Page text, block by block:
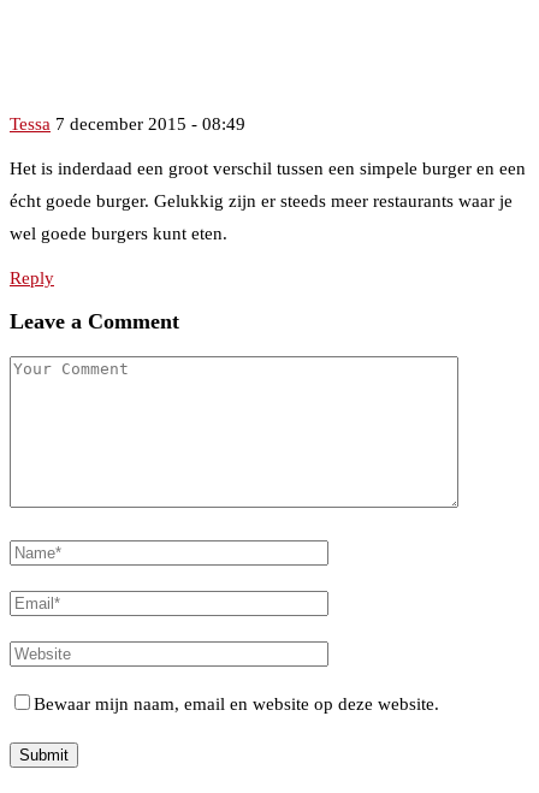
Tessa 7 december 2015 - 08:49
Het is inderdaad een groot verschil tussen een simpele burger en een
écht goede burger. Gelukkig zijn er steeds meer restaurants waar je
wel goede burgers kunt eten.
Reply
Leave a Comment
Bewaar mijn naam, email en website op deze website.